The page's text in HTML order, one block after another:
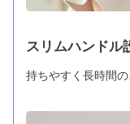
スリムハンドル
持ちやすく長時間の